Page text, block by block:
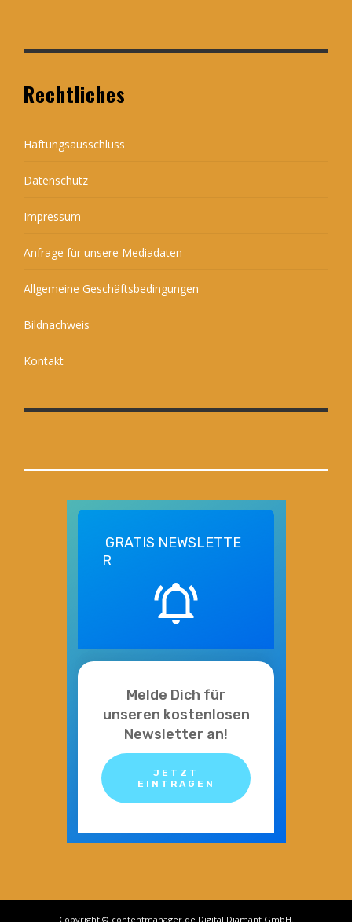
Rechtliches
Haftungsausschluss
Datenschutz
Impressum
Anfrage für unsere Mediadaten
Allgemeine Geschäftsbedingungen
Bildnachweis
Kontakt
GRATIS NEWSLETTE
R
Melde Dich für
unseren kostenlosen
Newsletter an!
JETZT
EINTRAGEN
Copyright © contentmanager.de Digital Diamant GmbH.